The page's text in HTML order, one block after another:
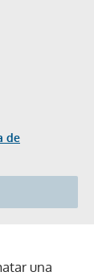
de
una